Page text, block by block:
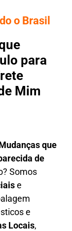
o Brasil
para
Mim
que
de
Somos
e
e
Locais,